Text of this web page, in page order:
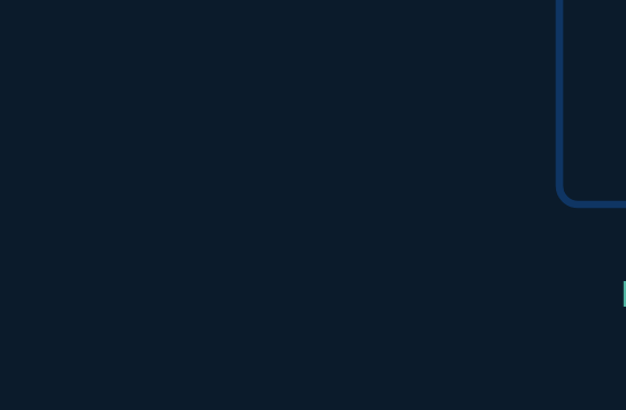
시술 후 발생할 수 있는 색소침착(PIH)과 같은 부작용의 위험을 현저히 낮춥니다.
모든 사람의 피부는 고유한 특성을 지닙니다. 같은 레이저 시술이라도 누구에게
개개인의 멜라닌 지수, 피부 민감도, 유수분 밸런스 등을 정밀하게 측정합니다. 이
한 레이저 강도와 조사 시간을 설정하며, 이는 시술 후 발생할 수 있는 붉음증, 붓